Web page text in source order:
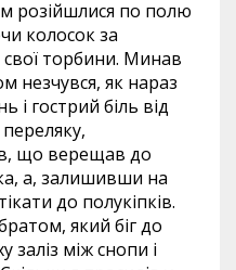
розійшлися по полю
колосок за
торбини. Минав
незчувся, як нараз
і гострий біль від
що верещав до
а, залишивши на
до полукіпків.
який біг до
заліз між снопи і